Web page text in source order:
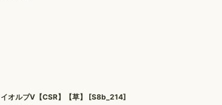
イオルブV【CSR】【草】 [S8b_214]